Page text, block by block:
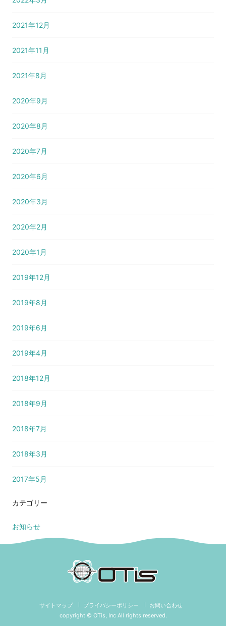
2021年12月
2021年11月
2021年8月
2020年9月
2020年8月
2020年7月
2020年6月
2020年3月
2020年2月
2020年1月
2019年12月
2019年8月
2019年6月
2019年4月
2018年12月
2018年9月
2018年7月
2018年3月
2017年5月
カテゴリー
お知らせ
サイトマップ プライバシーポリシー
お問い合わせ
copyright © OTis, Inc All rights reserved.